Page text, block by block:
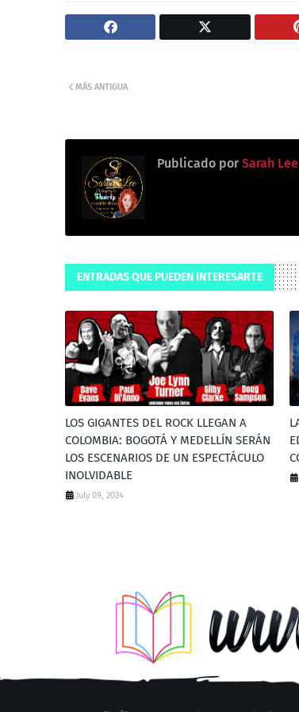
MÁS ANTIGUA
Publicado por Sarah
ENTRADAS QUE PUEDEN INTERESARTE
LOS GIGANTES DEL ROCK LLEGAN A
COLOMBIA: BOGOTÁ Y MEDELLÍN SERÁN
LOS ESCENARIOS DE UN ESPECTÁCULO
INOLVIDABLE
July 09, 2024